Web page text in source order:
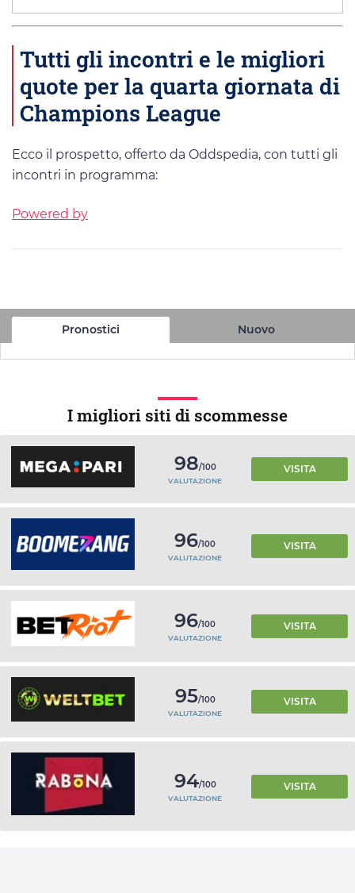
Tutti gli incontri e le migliori
quote per la quarta giornata di
Champions League
Ecco il prospetto, offerto da Oddspedia, con tutti gli
incontri in programma:
Powered by
Pronostici Nuovo
I migliori siti di scommesse
98/100
VALUTAZIONE
VISITA
96/100
VALUTAZIONE
VISITA
96/100
VALUTAZIONE
VISITA
95/100
VALUTAZIONE
VISITA
94/100
VALUTAZIONE
VISITA